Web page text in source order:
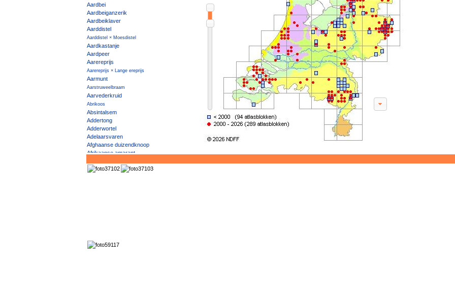
Aardbei
Aardbeiganzerik
Aardbeiklaver
Aarddistel
Aarddistel × Moesdistel
Aardkastanje
Aardpeer
Aarereprijs
Aarereprijs × Lange ereprijs
Aarmunt
Aarstruweelbraam
Aarvederkruid
Abrikoos
Absintalsem
Addertong
Adderwortel
Adelaarsvaren
Afghaanse duizendknoop
Afrikaanse amarant
Ageratum
Akkerereprijs